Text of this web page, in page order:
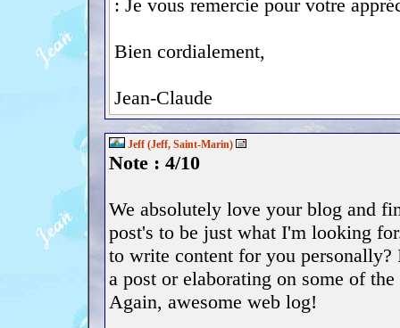
: Je vous remercie pour votre
Bien cordialement,
Jean-Claude
Jeff (Jeff, Saint-Marin)
Note : 4/10
We absolutely love your blog and
post's to be just what I'm looking
to write content for you
a post or elaborating on some of
Again, awesome web log!